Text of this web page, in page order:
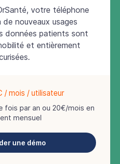
votre téléphone
de nouveaux usages
données patients sont
et entièrement
/ mois / utilisateur
fois par an ou 20€/mois en
mensuel
une démo